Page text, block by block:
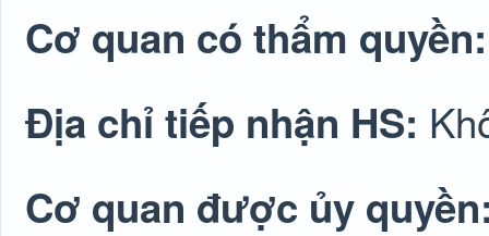
Cơ quan có thẩm
Địa chỉ tiếp nhận HS:
Cơ quan được ủy